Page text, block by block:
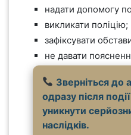
надати допомогу
викликати поліцію;
зафіксувати
не давати
Зверніться до
одразу після
уникнути
наслідків.